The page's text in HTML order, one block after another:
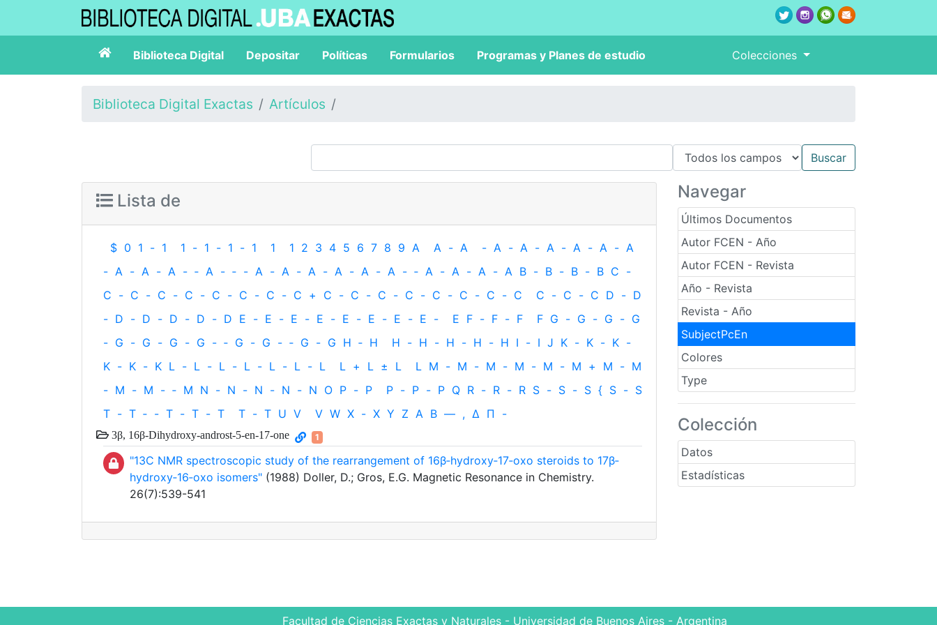
Biblioteca Digital Depositar Políticas Formularios Programas y Planes de estudio Colecciones
Biblioteca Digital Exactas Artículos
Navegar
Últimos Documentos
Autor FCEN - Año
Autor FCEN - Revista
Año - Revista
Revista - Año
SubjectPcEn
Colores
Type
Colección
Datos
Estadísticas
Lista de
$ 0 1 - 1 1 - 1 - 1 - 1 1 1 2 3 4 5 6 7 8 9 A A - A - A - A - A - A - A - A
- A - A - A - ‐ A - ‐ - A - A - A - A - A - A - ‐ A - A - A - A B - B - B - B C -
C - C - C - C - C - C - C - C + C - C - C - C - C - C - C - C C - C - C D - D
- D - D - D - D - D E - E - E - E - E - E - E - E - E F - F - F F G - G - G - G
- G - G - G - G - ‐ G - G - ‐ G - G H ‐ H H - H - H - H - H I - I J K - K - K -
K - K - K L - L - L - L - L - L - L L + L ± L L M - M - M - M - M - M + M - M
- M - M - ‐ M N - N - N - N - N O P - P P - P - P Q R - R - R S - S - S { S - S
T - T ‐ - T - T - T T - T U V V W X - X Y Z Α Β — , Δ Π -
3β, 16β‐Dihydroxy‐androst‐5‐en‐17‐one 1
"13C NMR spectroscopic study of the rearrangement of 16β‐hydroxy‐17‐oxo steroids to 17β‐
hydroxy‐16‐oxo isomers" (1988) Doller, D.; Gros, E.G. Magnetic Resonance in Chemistry.
26(7):539-541
Facultad de Ciencias Exactas y Naturales - Universidad de Buenos Aires - Argentina